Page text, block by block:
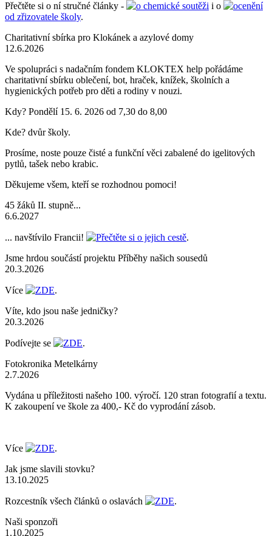
Přečtěte si o ní stručné články - o chemické soutěži i o
ocenění
od zřizovatele školy.
Charitativní sbírka pro Klokánek a azylové domy
12.6.2026
Ve spolupráci s nadačním fondem KLOKTEX help pořádáme
charitativní sbírku oblečení, bot, hraček, knížek, školních a
hygienických potřeb pro děti a rodiny v nouzi.
Kdy? Pondělí 15. 6. 2026 od 7,30 do 8,00
Kde? dvůr školy.
Prosíme, noste pouze čisté a funkční věci zabalené do igelitových
pytlů, tašek nebo krabic.
Děkujeme všem, kteří se rozhodnou pomoci!
45 žáků II. stupně...
6.6.2027
... navštívilo Francii! Přečtěte si o jejich cestě.
Jsme hrdou součástí projektu Příběhy našich sousedů
20.3.2026
Více ZDE.
Víte, kdo jsou naše jedničky?
20.3.2026
Podívejte se ZDE.
Fotokronika Metelkárny
2.7.2026
Vydána u příležitosti našeho 100. výročí. 120 stran fotografií a textu.
K zakoupení ve škole za 400,- Kč do vyprodání zásob.
Více ZDE.
Jak jsme slavili stovku?
13.10.2025
Rozcestník všech článků o oslavách ZDE.
Naši sponzoři
1.10.2025